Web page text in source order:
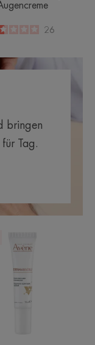
1.6
/
5
26
bringen
Tag.